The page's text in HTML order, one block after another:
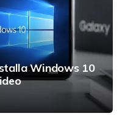
Windows 10